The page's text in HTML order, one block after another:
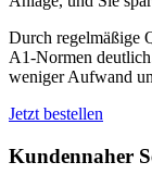
Durch regelmäßige
A1-Normen
weniger Aufwand
Jetzt bestellen
Kundennaher